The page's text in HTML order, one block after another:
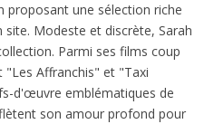
proposant une sélection riche
site. Modeste et discrète, Sarah
Parmi ses films coup
Affranchis" et "Taxi
d'œuvre emblématiques de
son amour profond pour